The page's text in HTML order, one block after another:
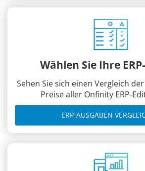
Wählen Sie Ihre
Sehen Sie sich einen Vergleich
Preise aller Onfinity ERP-
ERP-AUSGABEN